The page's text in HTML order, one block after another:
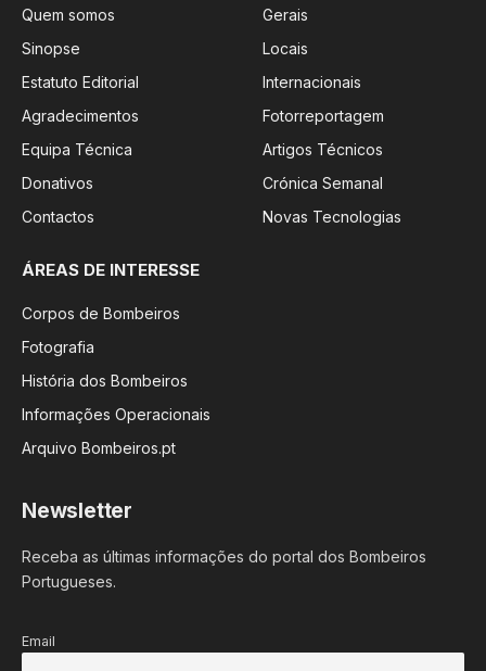
Quem somos
Sinopse
Estatuto Editorial
Agradecimentos
Equipa Técnica
Donativos
Contactos
Gerais
Locais
Internacionais
Fotorreportagem
Artigos Técnicos
Crónica Semanal
Novas Tecnologias
ÁREAS DE INTERESSE
Corpos de Bombeiros
Fotografia
História dos Bombeiros
Informações Operacionais
Arquivo Bombeiros.pt
Newsletter
Receba as últimas informações do portal dos Bombeiros
Portugueses.
Email